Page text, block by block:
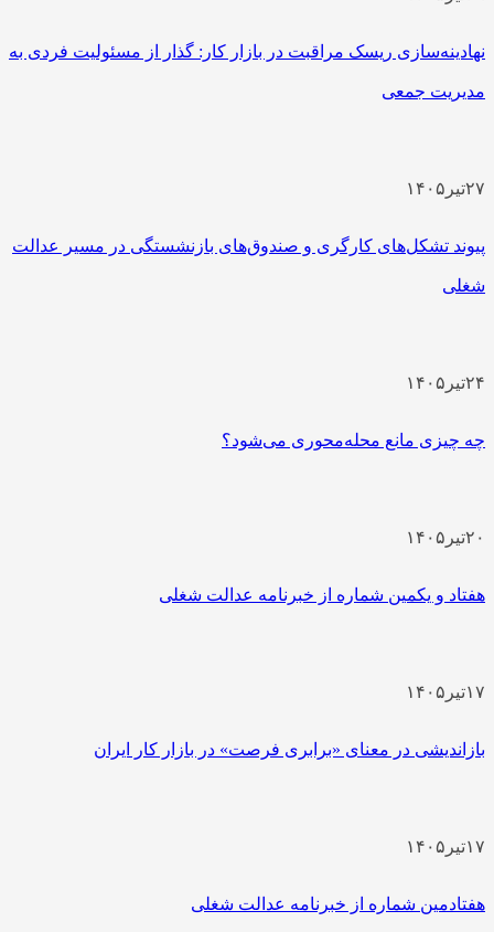
نهادینه‌سازی ریسک مراقبت در بازار کار: گذار از مسئولیت فردی به
مدیریت جمعی
۲۷تیر ۱۴۰۵
پیوند تشکل‌های کارگری و صندوق‌های بازنشستگی در مسیر عدالت
شغلی
۲۴تیر ۱۴۰۵
چه چیزی مانع محله‌محوری می‌شود؟
۲۰تیر ۱۴۰۵
هفتاد و یکمین شماره از خبرنامه عدالت شغلی
۱۷تیر ۱۴۰۵
بازاندیشی در معنای «برابری فرصت» در بازار کار ایران
۱۷تیر ۱۴۰۵
هفتادمین شماره از خبرنامه عدالت شغلی